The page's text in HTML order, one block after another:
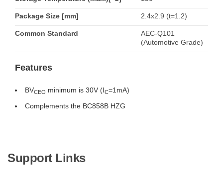
Package Size [mm] 2.4x2.9 (t=1.2)
Common Standard
AEC-Q101
(Automotive Grade)
Features
BVCEO minimum is 30V (IC=1mA)
Complements the BC858B HZG
Support Links